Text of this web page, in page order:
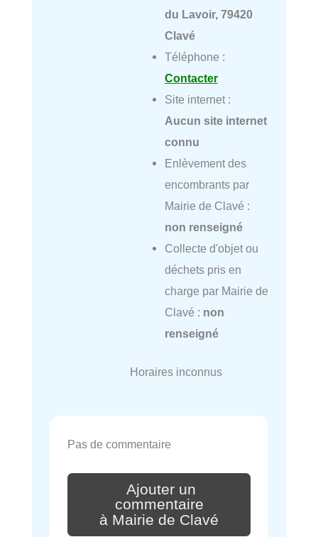
du Lavoir, 79420
Clavé
Téléphone :
Contacter
Site internet :
Aucun site internet
connu
Enlèvement des
encombrants par
Mairie de Clavé :
non renseigné
Collecte d'objet ou
déchets pris en
charge par Mairie de
Clavé : non
renseigné
Horaires inconnus
Pas de commentaire
Ajouter un
commentaire
à Mairie de Clavé